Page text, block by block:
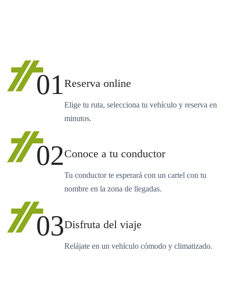
01Reserva online
Elige tu ruta, selecciona tu vehículo y reserva en
minutos.
02Conoce a tu conductor
Tu conductor te esperará con un cartel con tu
nombre en la zona de llegadas.
03Disfruta del viaje
Relájate en un vehículo cómodo y climatizado.